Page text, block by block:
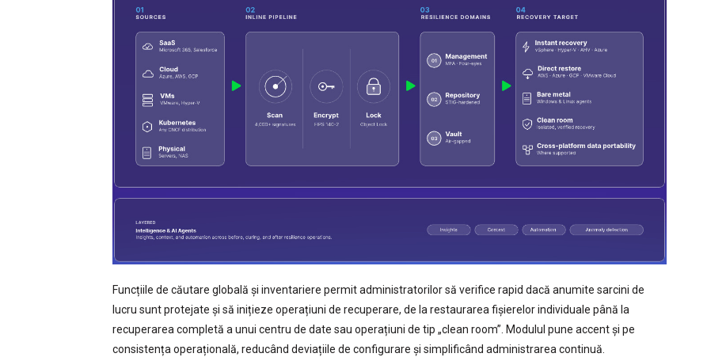
Funcțiile de căutare globală și inventariere permit administratorilor să verifice rapid dacă anumite sarcini de
lucru sunt protejate și să inițieze operațiuni de recuperare, de la restaurarea fișierelor individuale până la
recuperarea completă a unui centru de date sau operațiuni de tip „clean room”. Modulul pune accent și pe
consistența operațională, reducând deviațiile de configurare și simplificând administrarea continuă.